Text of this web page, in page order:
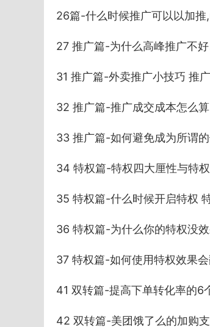
26篇-什么时候推广可以以加
27 推广篇-为什么高峰推广不
31 推广篇-外卖推广小技巧 推
32 推广篇-推广成交成本怎么
33 推广篇-如何避免成为所谓
34 特权篇-特权四大厘性与特
35 特权篇-什么时候开启特权
36 特权篇-为什么你的特权没
37 特权篇-如何使用特权效果
41 双转篇-提高下单转化率的6
42 双转篇-美团饿了么的加购